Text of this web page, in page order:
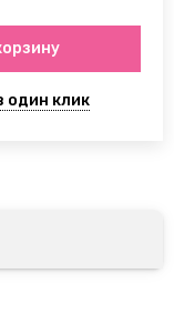
один клик